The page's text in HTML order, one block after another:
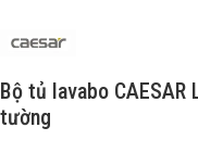
Bộ tủ lavabo CAESAR
tường